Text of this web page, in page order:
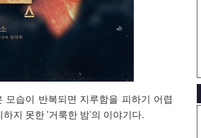
모습이 반복되면 지루함을 피하기 어렵
지 못한 '거룩한 밤'의 이야기다.